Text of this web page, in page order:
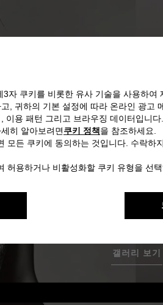
자 쿠키를 비롯한 유사 기술을 사용하여
, 귀하의 기본 설정에 따라 온라인 광고
이용 패턴 그리고 브라우징 데이터입니
히 알아보려면쿠키 정책을 참조하세요.
모든 쿠키에 동의하는 것입니다. 수락하
허용하거나 비활성화할 쿠키 유형을 선
갤러리 보기